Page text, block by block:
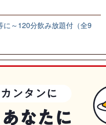
に～120分飲み放題付（全9